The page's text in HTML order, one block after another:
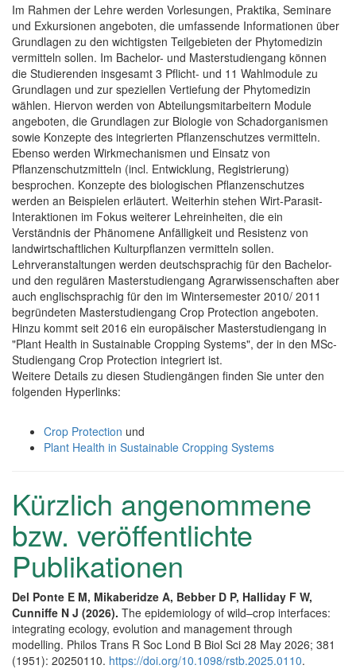
Im Rahmen der Lehre werden Vorlesungen, Praktika, Seminare
und Exkursionen angeboten, die umfassende Informationen über
Grundlagen zu den wichtigsten Teilgebieten der Phytomedizin
vermitteln sollen. Im Bachelor- und Masterstudiengang können
die Studierenden insgesamt 3 Pflicht- und 11 Wahlmodule zu
Grundlagen und zur speziellen Vertiefung der Phytomedizin
wählen. Hiervon werden von Abteilungsmitarbeitern Module
angeboten, die Grundlagen zur Biologie von Schadorganismen
sowie Konzepte des integrierten Pflanzenschutzes vermitteln.
Ebenso werden Wirkmechanismen und Einsatz von
Pflanzenschutzmitteln (incl. Entwicklung, Registrierung)
besprochen. Konzepte des biologischen Pflanzenschutzes
werden an Beispielen erläutert. Weiterhin stehen Wirt-Parasit-
Interaktionen im Fokus weiterer Lehreinheiten, die ein
Verständnis der Phänomene Anfälligkeit und Resistenz von
landwirtschaftlichen Kulturpflanzen vermitteln sollen.
Lehrveranstaltungen werden deutschsprachig für den Bachelor-
und den regulären Masterstudiengang Agrarwissenschaften aber
auch englischsprachig für den im Wintersemester 2010/ 2011
begründeten Masterstudiengang Crop Protection angeboten.
Hinzu kommt seit 2016 ein europäischer Masterstudiengang in
"Plant Health in Sustainable Cropping Systems", der in den MSc-
Studiengang Crop Protection integriert ist.
Weitere Details zu diesen Studiengängen finden Sie unter den
folgenden Hyperlinks:
Crop Protection und
Plant Health in Sustainable Cropping Systems
Kürzlich angenommene
bzw. veröffentlichte
Publikationen
Del Ponte E M, Mikaberidze A, Bebber D P, Halliday F W,
Cunniffe N J (2026). The epidemiology of wild–crop interfaces:
integrating ecology, evolution and management through
modelling. Philos Trans R Soc Lond B Biol Sci 28 May 2026; 381
(1951): 20250110. https://doi.org/10.1098/rstb.2025.0110.